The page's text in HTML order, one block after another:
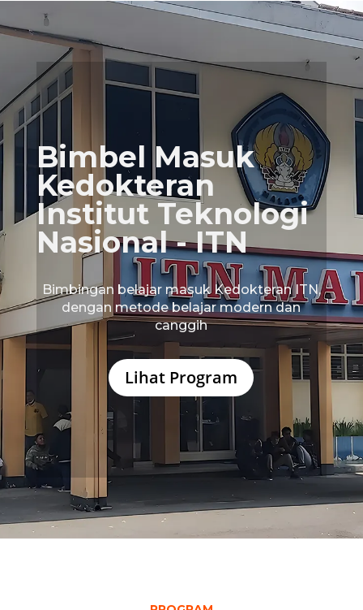
Bimbel Masuk
Kedokteran
Institut Teknologi
Nasional - ITN
Bimbingan belajar masuk Kedokteran ITN,
dengan metode belajar modern dan
canggih
Lihat Program